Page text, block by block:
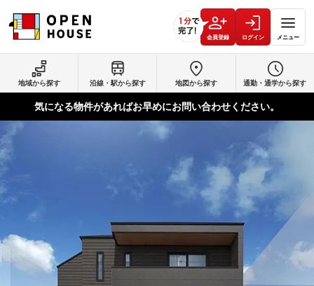
会員登録 ログイン メニュー
地域から探す 沿線・駅から探す 地図から探す 通勤・通学から探す
気になる物件があればお早めにお問い合わせください。